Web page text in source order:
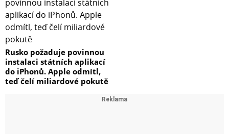
Rusko požaduje povinnou
instalaci státních aplikací
do iPhonů. Apple odmítl,
teď čelí miliardové pokutě